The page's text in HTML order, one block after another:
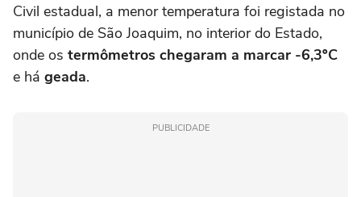
Civil estadual, a menor temperatura foi registada no
município de São Joaquim, no interior do Estado,
onde os termômetros chegaram a marcar -6,3ºC
e há geada.
PUBLICIDADE